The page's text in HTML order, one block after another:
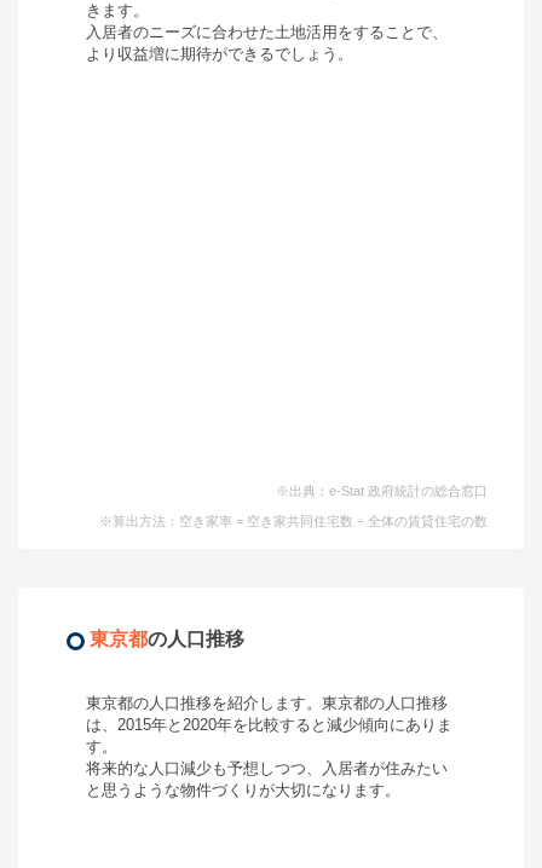
きます。
入居者のニーズに合わせた土地活用をすることで、
より収益増に期待ができるでしょう。
※出典：e-Stat 政府統計の総合窓口
※算出方法：空き家率 = 空き家共同住宅数 ÷ 全体の賃貸住宅の数
東京都の人口推移
東京都の人口推移を紹介します。 東京都の人口推移
は、2015年と2020年を比較すると 減少傾向にありま
す。
将来的な人口減少も予想しつつ、入居者が住みたい
と思うような物件づくりが大切になります。